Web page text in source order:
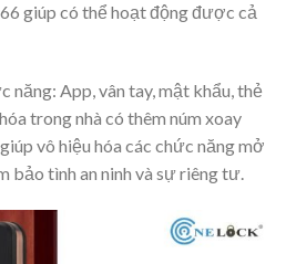
giúp có thể hoạt động được cả
năng: App, vân tay, mật khẩu, thẻ
trong nhà có thêm núm xoay
vô hiệu hóa các chức năng mở
bảo tình an ninh và sự riêng tư.